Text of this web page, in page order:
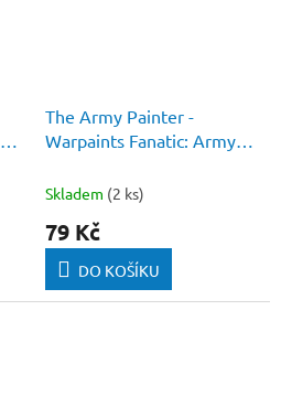
The Army Painter -
Warpaints Fanatic: Army
Skladem (2 ks)
79 Kč
DO KOŠÍKU